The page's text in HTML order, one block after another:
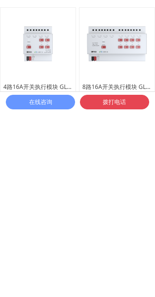
4路16A开关执行模块 GLS0416
了解详情
8路16A开关执行模块 GLS0816
了解详情
在线咨询 拨打电话